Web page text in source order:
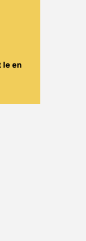
leen